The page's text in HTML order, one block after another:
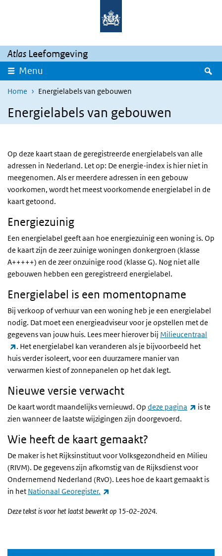
Overslaan en naar de inhoud gaan
Atlas Leefomgeving
Menu
Home Energielabels van gebouwen
Energielabels van gebouwen
Op deze kaart staan de geregistreerde energielabels van alle
adressen in Nederland. Let op: De energie-index is hier niet in
meegenomen. Als er meerdere adressen in een gebouw
voorkomen, wordt het meest voorkomende energielabel in de
kaart getoond.
Energiezuinig
Een energielabel geeft aan hoe energiezuinig een woning is. Op
de kaart zijn de zeer zuinige woningen donkergroen (klasse
A+++++) en de zeer onzuinige rood (klasse G). Nog niet alle
gebouwen hebben een geregistreerd energielabel.
Energielabel is een momentopname
Bij verkoop of verhuur van een woning heb je een energielabel
nodig. Dat moet een energieadviseur voor je opstellen met de
gegevens van jouw huis. Lees meer hierover bij Milieucentraal
(externe link)
. Het energielabel kan veranderen als je bijvoorbeeld het
huis verder isoleert, voor een duurzamere manier van
verwarmen kiest of zonnepanelen op het dak legt.
Nieuwe versie verwacht
De kaart wordt maandelijks vernieuwd. Op deze pagina
is te
zien wanneer de laatste wijzigingen zijn doorgevoerd.
Wie heeft de kaart gemaakt?
De maker is het Rijksinstituut voor Volksgezondheid en Milieu
(RIVM). De gegevens zijn afkomstig van de Rijksdienst voor
Ondernemend Nederland (RvO). Lees hoe de kaart gemaakt is
in het Nationaal Georegister.
Deze tekst is voor het laatst bewerkt op 15-02-2024.